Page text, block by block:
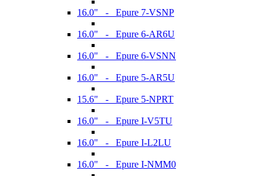
16.0" - Epure 7-VSNP
16.0" - Epure 6-AR6U
16.0" - Epure 6-VSNN
16.0" - Epure 5-AR5U
15.6" - Epure 5-NPRT
16.0" - Epure I-V5TU
16.0" - Epure I-L2LU
16.0" - Epure I-NMM0